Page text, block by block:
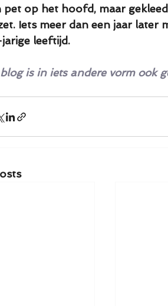
pet op het hoofd, maar
Iets meer dan een jaar later
leeftijd.
is in iets andere vorm ook